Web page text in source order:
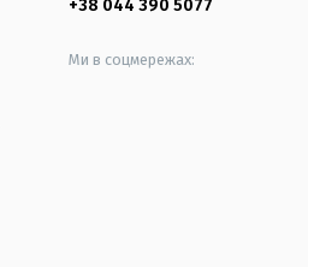
+38 044 390 5077
Ми в соцмережах: